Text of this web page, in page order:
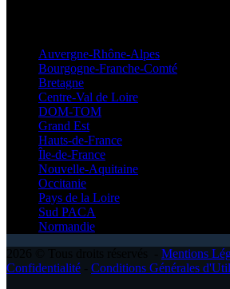
Auvergne-Rhône-Alpes
Bourgogne-Franche-Comté
Bretagne
Centre-Val de Loire
DOM-TOM
Grand Est
Hauts-de-France
Île-de-France
Nouvelle-Aquitaine
Occitanie
Pays de la Loire
Sud PACA
Normandie
Mentions
Confidentialité
Conditions Générales